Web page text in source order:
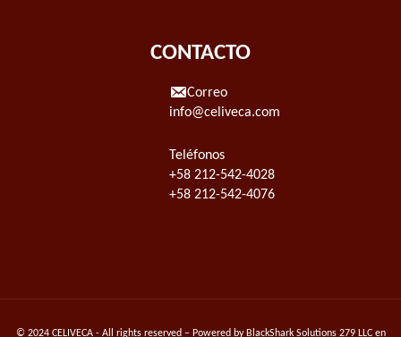
CONTACTO
Correo
info@celiveca.com
Teléfonos
+58 212-542-4028
+58 212-542-4076
© 2024 CELIVECA - All rights reserved – Powered byBlackShark Solutions 279 LLCen